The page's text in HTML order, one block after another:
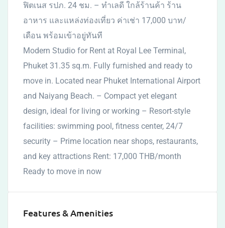
ฟิตเนส รปภ. 24 ชม. – ทำเลดี ใกล้ร้านค้า ร้าน
อาหาร และแหล่งท่องเที่ยว ค่าเช่า 17,000 บาท/
เดือน พร้อมเข้าอยู่ทันที
Modern Studio for Rent at Royal Lee Terminal,
Phuket 31.35 sq.m. Fully furnished and ready to
move in. Located near Phuket International Airport
and Naiyang Beach. – Compact yet elegant
design, ideal for living or working – Resort-style
facilities: swimming pool, fitness center, 24/7
security – Prime location near shops, restaurants,
and key attractions Rent: 17,000 THB/month
Ready to move in now
Features & Amenities